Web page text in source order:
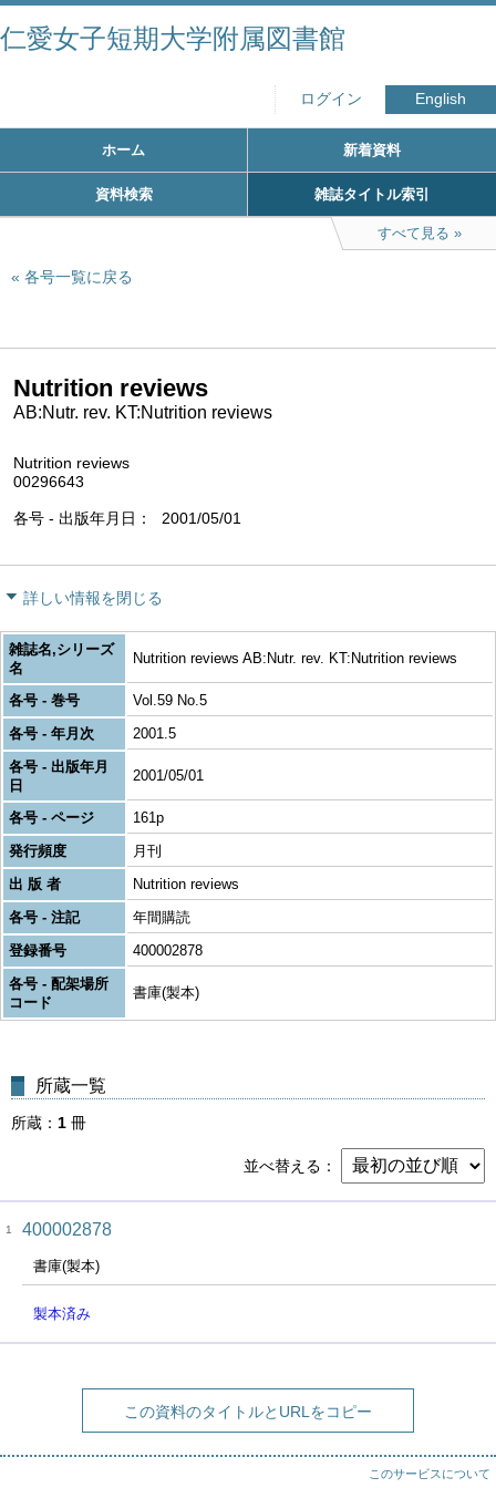
仁愛女子短期大学附属図書館
ログイン English
ホーム 新着資料
資料検索 雑誌タイトル索引
すべて見る
各号一覧に戻る
Nutrition reviews
AB:Nutr. rev. KT:Nutrition reviews
Nutrition reviews
00296643
各号 - 出版年月日 2001/05/01
詳しい情報を閉じる
雑誌名,シリーズ
名
Nutrition reviews AB:Nutr. rev. KT:Nutrition reviews
各号 - 巻号
Vol.59 No.5
各号 - 年月次
2001.5
各号 - 出版年月
日
2001/05/01
各号 - ページ
161p
発行頻度
月刊
出 版 者
Nutrition reviews
各号 - 注記
年間購読
登録番号
400002878
各号 - 配架場所
コード
書庫(製本)
所蔵一覧
所蔵 1 冊
並べ替える
1 400002878
書庫(製本)
製本済み
この資料のタイトルとURLをコピー
このサービスについて